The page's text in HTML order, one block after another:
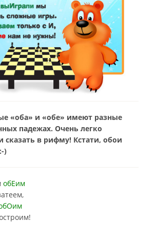
«оба» и «обе» имеют разные
падежах. Очень легко
сказать в рифму! Кстати, обои
)
обЕим